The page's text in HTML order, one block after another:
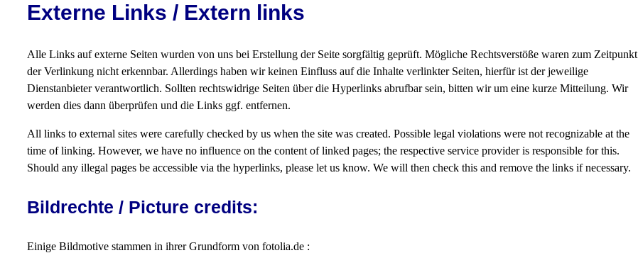
Externe Links / Extern links
Alle Links auf externe Seiten wurden von uns bei Erstellung der Seite sorgfältig geprüft. Mögliche Rechtsverstöße waren zum Zeitpunkt
der Verlinkung nicht erkennbar. Allerdings haben wir keinen Einfluss auf die Inhalte verlinkter Seiten, hierfür ist der jeweilige
Dienstanbieter verantwortlich. Sollten rechtswidrige Seiten über die Hyperlinks abrufbar sein, bitten wir um eine kurze Mitteilung. Wir
werden dies dann überprüfen und die Links ggf. entfernen.
All links to external sites were carefully checked by us when the site was created. Possible legal violations were not recognizable at the
time of linking. However, we have no influence on the content of linked pages; the respective service provider is responsible for this.
Should any illegal pages be accessible via the hyperlinks, please let us know. We will then check this and remove the links if necessary.
Bildrechte / Picture credits:
Einige Bildmotive stammen in ihrer Grundform von fotolia.de :